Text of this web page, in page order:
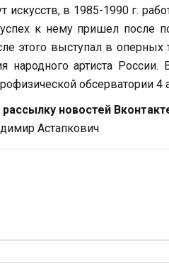
искусств, в 1985-1990 г.
к нему пришел после
этого выступал в оперных
народного артиста
обсерватории 4
новостей
Астапкович